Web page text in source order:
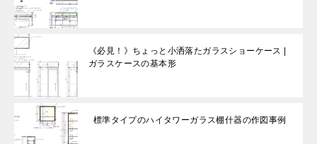
《必見！》ちょっと小洒落たガラスショーケース |
ガラスケースの基本形
標準タイプのハイタワーガラス棚什器の作図事例